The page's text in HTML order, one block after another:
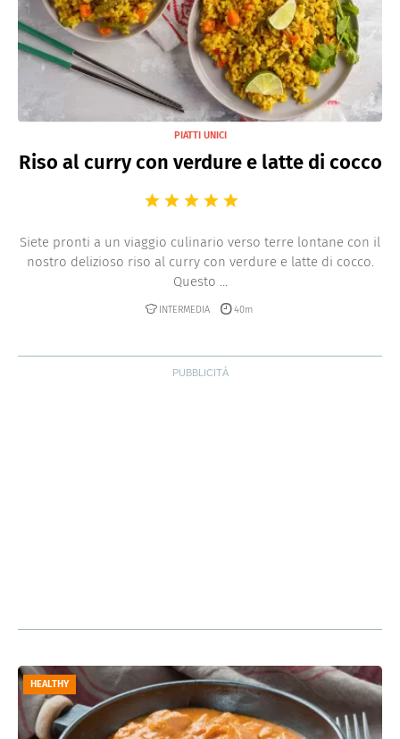
PIATTI UNICI
Riso al curry con verdure e latte di cocco
Siete pronti a un viaggio culinario verso terre lontane con il
nostro delizioso riso al curry con verdure e latte di cocco.
Questo ...
INTERMEDIA 40m
HEALTHY